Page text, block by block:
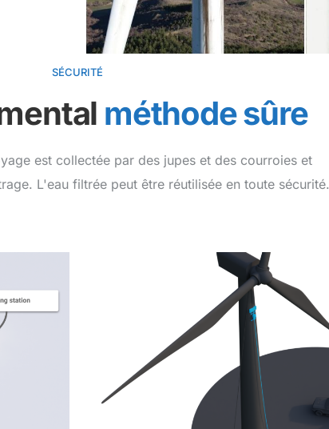
SÉCURITÉ
méthode sûre
est collectée par des jupes et des courroies et
L'eau filtrée peut être réutilisée en toute sécurité.